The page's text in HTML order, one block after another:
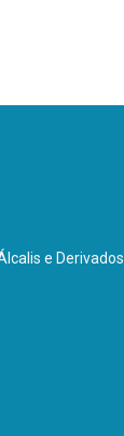
e Derivados